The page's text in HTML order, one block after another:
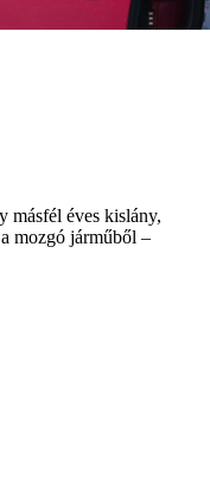
másfél éves kislány,
mozgó járműből –